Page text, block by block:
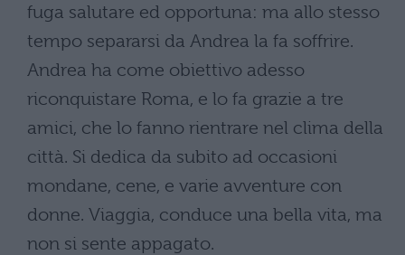
fuga salutare ed opportuna: ma allo stesso
tempo separarsi da Andrea la fa soffrire.
Andrea ha come obiettivo adesso
riconquistare Roma, e lo fa grazie a tre
amici, che lo fanno rientrare nel clima della
città. Si dedica da subito ad occasioni
mondane, cene, e varie avventure con
donne. Viaggia, conduce una bella vita, ma
non si sente appagato.